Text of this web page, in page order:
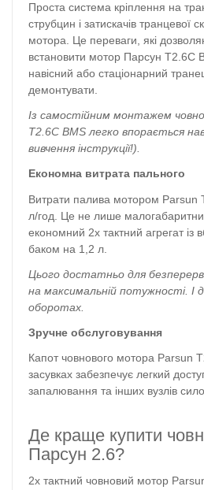
Проста система кріплення на
струбцин і затискачів транцевої
мотора. Це переваги, які
встановити мотор Парсун T2.6С
навісний або стаціонарний
демонтувати.
Із самостійним монтажем
T2.6С BMS легко впорається
вивчення інструкції!).
Економна витрата пального
Витрати палива мотором
л/год. Це не лише
економний 2х тактний агрегат
баком на 1,2 л.
Цього достатньо для
на максимальній потужності. І
оборотах.
Зручне обслуговування
Капот човнового мотора Parsun
засувках забезпечує легкий
запалювання та інших вузлів
Де краще купити
Парсун 2.6?
2х тактний човновий мотор